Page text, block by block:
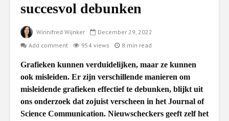
succesvol debunken
Winnifred Wijnker
December 29, 2022
Add comment
954 views 8 min read
Grafieken kunnen verduidelijken, maar ze kunnen
ook misleiden. Er zijn verschillende manieren om
misleidende grafieken effectief te debunken, blijkt uit
ons onderzoek dat zojuist verscheen in het Journal of
Science Communication. Nieuwscheckers geeft zelf het